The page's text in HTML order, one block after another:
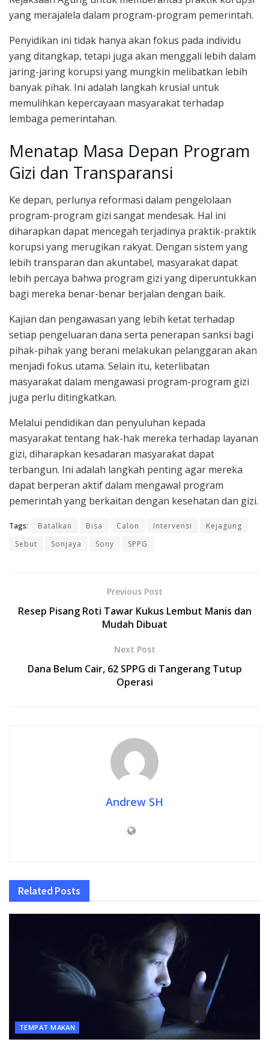
yang merajalela dalam program-program pemerintah.
Penyidikan ini tidak hanya akan fokus pada individu
yang ditangkap, tetapi juga akan menggali lebih dalam
jaring-jaring korupsi yang mungkin melibatkan lebih
banyak pihak. Ini adalah langkah krusial untuk
memulihkan kepercayaan masyarakat terhadap
lembaga pemerintahan.
Menatap Masa Depan Program
Gizi dan Transparansi
Ke depan, perlunya reformasi dalam pengelolaan
program-program gizi sangat mendesak. Hal ini
diharapkan dapat mencegah terjadinya praktik-praktik
korupsi yang merugikan rakyat. Dengan sistem yang
lebih transparan dan akuntabel, masyarakat dapat
lebih percaya bahwa program gizi yang diperuntukkan
bagi mereka benar-benar berjalan dengan baik.
Kajian dan pengawasan yang lebih ketat terhadap
setiap pengeluaran dana serta penerapan sanksi bagi
pihak-pihak yang berani melakukan pelanggaran akan
menjadi fokus utama. Selain itu, keterlibatan
masyarakat dalam mengawasi program-program gizi
juga perlu ditingkatkan.
Melalui pendidikan dan penyuluhan kepada
masyarakat tentang hak-hak mereka terhadap layanan
gizi, diharapkan kesadaran masyarakat dapat
terbangun. Ini adalah langkah penting agar mereka
dapat berperan aktif dalam mengawal program
pemerintah yang berkaitan dengan kesehatan dan gizi.
Tags: Batalkan Bisa Calon Intervensi
Kejagung
Sebut
Sonjaya Sony SPPG
Previous Post
Resep Pisang Roti Tawar Kukus Lembut Manis dan
Mudah Dibuat
Next Post
Dana Belum Cair, 62 SPPG di Tangerang Tutup
Operasi
Andrew SH
Related Posts
TEMPAT MAKAN